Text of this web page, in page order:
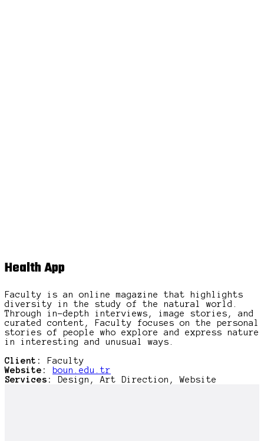
Health App
Faculty is an online magazine that highlights
diversity in the study of the natural world.
Through in-depth interviews, image stories, and
curated content, Faculty focuses on the personal
stories of people who explore and express nature
in interesting and unusual ways.
Client:
Faculty
Website:
boun.edu.tr
Services:
Design, Art Direction, Website